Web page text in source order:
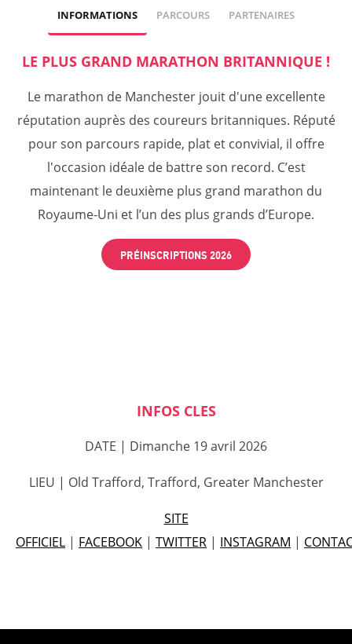
INFORMATIONS PARCOURS PARTENAIRES
LE PLUS GRAND MARATHON BRITANNIQUE !
Le marathon de Manchester jouit d'une excellente
réputation auprès des coureurs britanniques. Réputé
pour son parcours rapide, plat et convivial, il offre
l'occasion idéale de battre son record. C’est
maintenant le deuxième plus grand marathon du
Royaume-Uni et l’un des plus grands d’Europe.
PRÉINSCRIPTIONS 2026
INFOS CLES
DATE | Dimanche 19 avril 2026
LIEU | Old Trafford, Trafford, Greater Manchester
SITE
OFFICIEL | FACEBOOK | TWITTER | INSTAGRAM |